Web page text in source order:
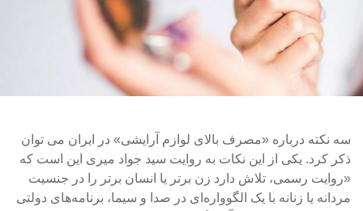
سه نکته درباره «مصرف بالای لوازم آرایشی» در ایران می توان
ذکر کرد. یکی از این نکات به روایت سید جواد میری این است که
«روایت رسمی، تلاش دارد زن برتر یا انسان برتر را در جنسیت
مردانه یا زنانه با یک الگوواره‌ای در صدا و سیما، برنامه‌های دولتی